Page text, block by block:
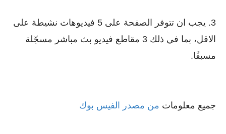
3. يجب ان تتوفر الصفحة على 5 فيديوهات نشيطة على
الاقل، بما في ذلك 3 مقاطع فيديو بث مباشر مسجّلة
مسبقًا.
جميع معلومات من مصدر الفيس بوك